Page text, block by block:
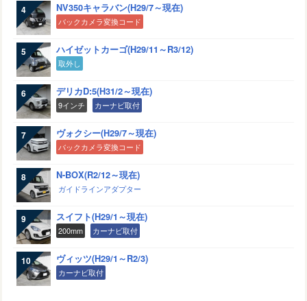
NV350キャラバン(H29/7～現在)
バックカメラ変換コード
ハイゼットカーゴ(H29/11～R3/12)
取外し
デリカD:5(H31/2～現在)
9インチ カーナビ取付
ヴォクシー(H29/7～現在)
バックカメラ変換コード
N-BOX(R2/12～現在)
ガイドラインアダプター
スイフト(H29/1～現在)
200mm カーナビ取付
ヴィッツ(H29/1～R2/3)
カーナビ取付